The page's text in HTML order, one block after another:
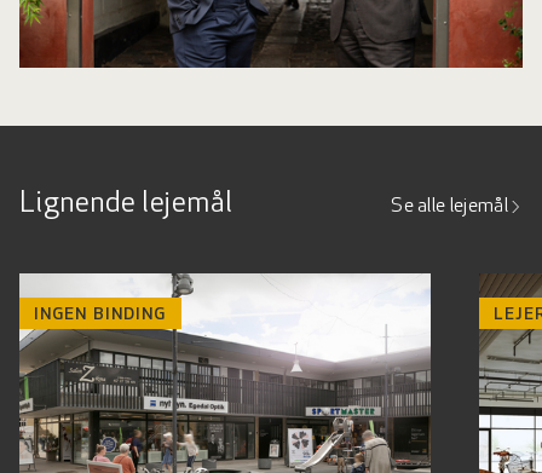
Lignende lejemål Se alle lejemål
INGEN BINDING